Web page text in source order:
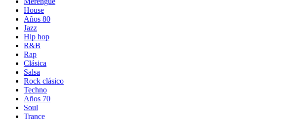
House
Años 80
Jazz
Hip hop
R&B
Rap
Clásica
Salsa
Rock clásico
Techno
Años 70
Soul
Trance